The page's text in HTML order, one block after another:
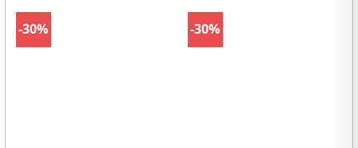
-30% -30%